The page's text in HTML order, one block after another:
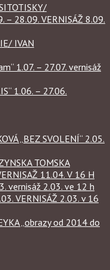
– 28.09. VERNISÁŽ 8.09.
IVAN
1.07. – 27.07. vernisáž
1.06. – 27.06.
„BEZ SVOLENÍ“ 2.05.
TOMSKA
11.04. V 16 H
vernisáž 2.03. ve 12 h
VERNISÁŽ 2.03. v 16
„obrazy od 2014 do